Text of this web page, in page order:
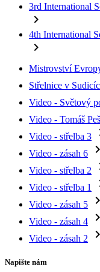
3rd International
navigate_next
4th International
navigate_next
Mistrovství
Střelnice v
Video - Světový
Video - Tomáš
Video - střelba 3
Video - zásah 6 navigate_next
Video - střelba 2
Video - střelba 1
Video - zásah 5 navigate_next
Video - zásah 4 navigate_next
Video - zásah 2 navigate_next
Napište nám